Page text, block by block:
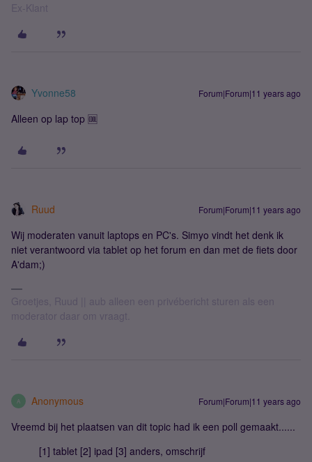
Ex-Klant
Yvonne58 Forum|Forum|11 years ago
Alleen op lap top 🆒
Ruud Forum|Forum|11 years ago
Wij moderaten vanuit laptops en PC's. Simyo vindt het denk ik
niet verantwoord via tablet op het forum en dan met de fiets door
A'dam;)
Groetjes, Ruud || aub alleen een privébericht sturen als een
moderator daar om vraagt.
A Anonymous Forum|Forum|11 years ago
Vreemd bij het plaatsen van dit topic had ik een poll gemaakt......
[1] tablet [2] ipad [3] anders, omschrijf